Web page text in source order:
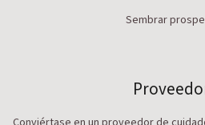
Sembrar